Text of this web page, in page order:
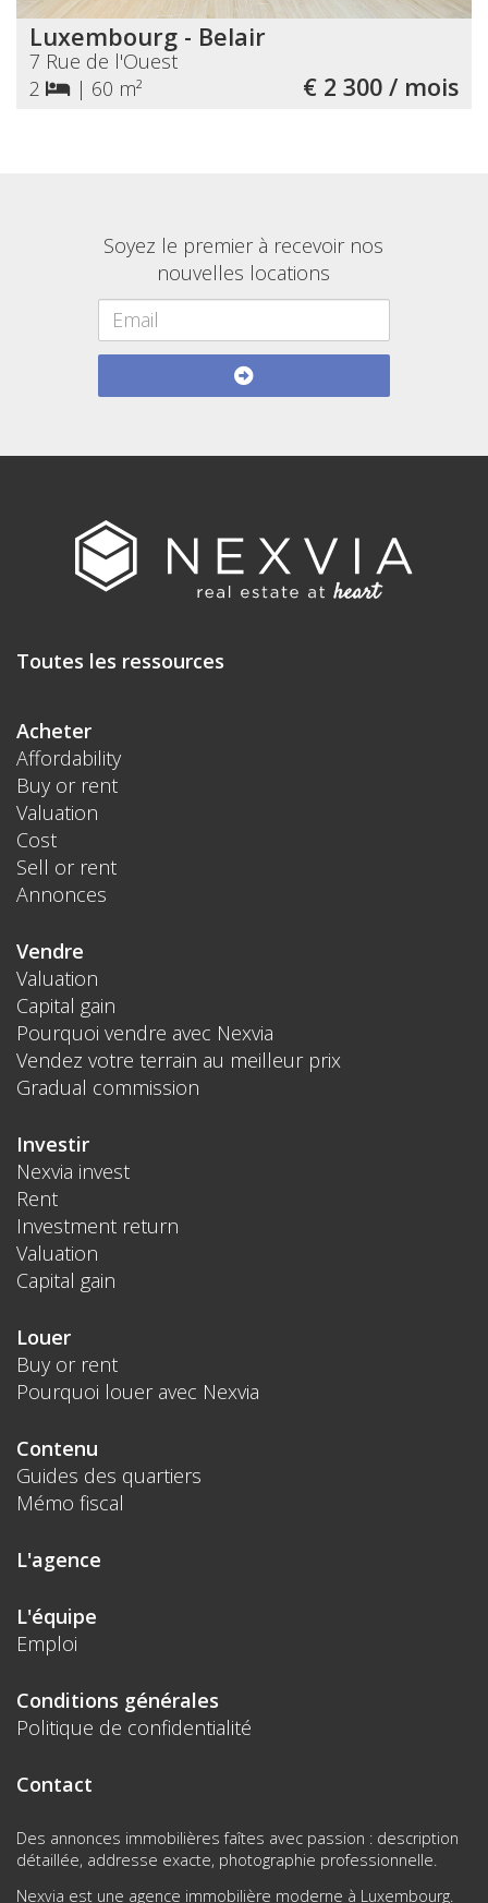
Luxembourg - Belair
7 Rue de l'Ouest
2
| 60 m² € 2 300 / mois
Soyez le premier à recevoir nos
nouvelles locations
Toutes les ressources
Acheter
Affordability
Buy or rent
Valuation
Cost
Sell or rent
Annonces
Vendre
Valuation
Capital gain
Pourquoi vendre avec Nexvia
Vendez votre terrain au meilleur prix
Gradual commission
Investir
Nexvia invest
Rent
Investment return
Valuation
Capital gain
Louer
Buy or rent
Pourquoi louer avec Nexvia
Contenu
Guides des quartiers
Mémo fiscal
L'agence
L'équipe
Emploi
Conditions générales
Politique de confidentialité
Contact
Des annonces immobilières faîtes avec passion : description
détaillée, addresse exacte, photographie professionnelle.
Nexvia est une agence immobilière moderne à Luxembourg.